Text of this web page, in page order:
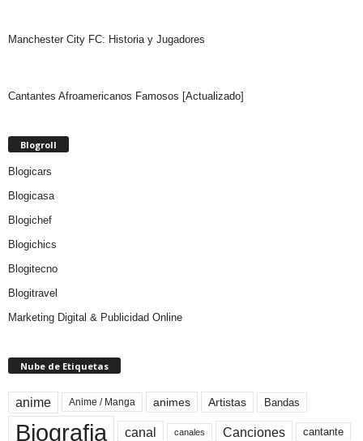
Manchester City FC: Historia y Jugadores
Cantantes Afroamericanos Famosos [Actualizado]
Blogroll
Blogicars
Blogicasa
Blogichef
Blogichics
Blogitecno
Blogitravel
Marketing Digital & Publicidad Online
Nube de Etiquetas
anime Anime / Manga animes Artistas Bandas
Biografia canal canales Canciones cantante